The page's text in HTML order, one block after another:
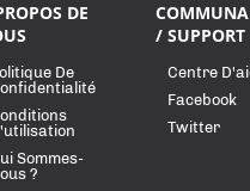
DE
De
Sommes-
?
/ SUPPORT
Centre
Facebook
Twitter